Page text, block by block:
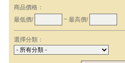
商品價格：
最低價/
~ 最高價/
選擇分類：